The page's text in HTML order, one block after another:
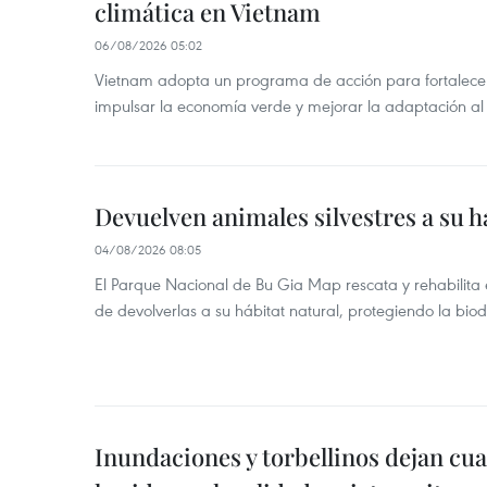
climática en Vietnam
06/08/2026 05:02
Vietnam adopta un programa de acción para
impulsar la economía verde y mejorar la adaptación
Devuelven animales silvestres a su
04/08/2026 08:05
El Parque Nacional de Bu Gia Map rescata y
de devolverlas a su hábitat natural, protegiendo la
Inundaciones y torbellinos dejan